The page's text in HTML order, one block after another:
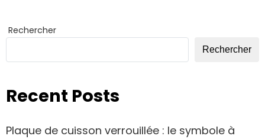
Rechercher
Rechercher
Recent Posts
Plaque de cuisson verrouillée : le symbole à